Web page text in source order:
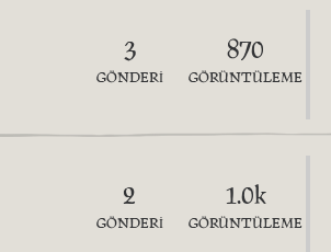
3
GÖNDERI
870
GÖRÜNTÜLEME
2
GÖNDERI
1.0k
GÖRÜNTÜLEME